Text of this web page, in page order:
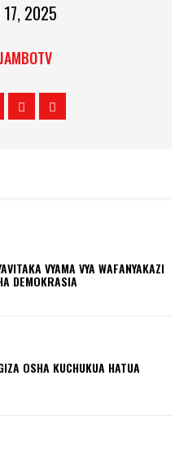
17, 2025
JAMBOTV
VYAMA VYA WAFANYAKAZI
DEMOKRASIA
OSHA KUCHUKUA HATUA